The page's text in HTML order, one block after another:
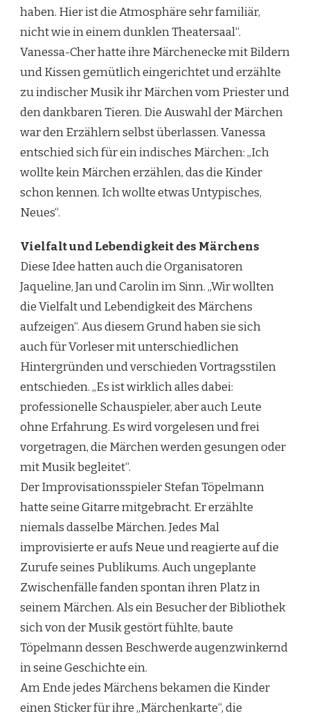
haben. Hier ist die Atmosphäre sehr familiär,
nicht wie in einem dunklen Theatersaal“.
Vanessa-Cher hatte ihre Märchenecke mit Bildern
und Kissen gemütlich eingerichtet und erzählte
zu indischer Musik ihr Märchen vom Priester und
den dankbaren Tieren. Die Auswahl der Märchen
war den Erzählern selbst überlassen. Vanessa
entschied sich für ein indisches Märchen: „Ich
wollte kein Märchen erzählen, das die Kinder
schon kennen. Ich wollte etwas Untypisches,
Neues“.
Vielfalt und Lebendigkeit des Märchens
Diese Idee hatten auch die Organisatoren
Jaqueline, Jan und Carolin im Sinn. „Wir wollten
die Vielfalt und Lebendigkeit des Märchens
aufzeigen“. Aus diesem Grund haben sie sich
auch für Vorleser mit unterschiedlichen
Hintergründen und verschieden Vortragsstilen
entschieden. „Es ist wirklich alles dabei:
professionelle Schauspieler, aber auch Leute
ohne Erfahrung. Es wird vorgelesen und frei
vorgetragen, die Märchen werden gesungen oder
mit Musik begleitet“.
Der Improvisationsspieler Stefan Töpelmann
hatte seine Gitarre mitgebracht. Er erzählte
niemals dasselbe Märchen. Jedes Mal
improvisierte er aufs Neue und reagierte auf die
Zurufe seines Publikums. Auch ungeplante
Zwischenfälle fanden spontan ihren Platz in
seinem Märchen. Als ein Besucher der Bibliothek
sich von der Musik gestört fühlte, baute
Töpelmann dessen Beschwerde augenzwinkernd
in seine Geschichte ein.
Am Ende jedes Märchens bekamen die Kinder
einen Sticker für ihre „Märchenkarte“, die